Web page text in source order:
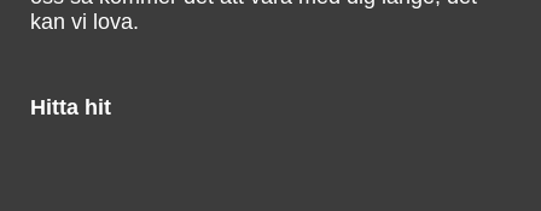
kan vi lova.
Hitta hit